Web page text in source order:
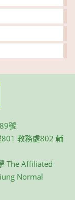
號
教務處802 輔
The Affiliated
Normal